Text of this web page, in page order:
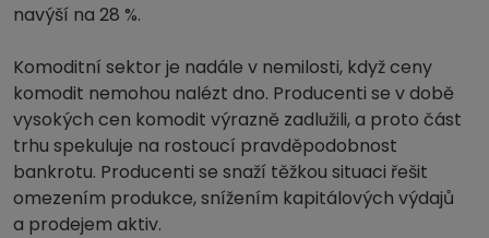
navýší na 28 %.
Komoditní sektor je nadále v nemilosti, když ceny
komodit nemohou nalézt dno. Producenti se v době
vysokých cen komodit výrazně zadlužili, a proto část
trhu spekuluje na rostoucí pravděpodobnost
bankrotu. Producenti se snaží těžkou situaci řešit
omezením produkce, snížením kapitálových výdajů
a prodejem aktiv.